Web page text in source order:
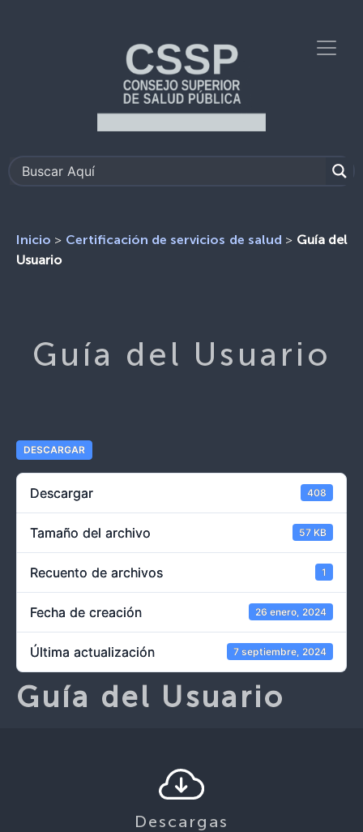
Inicio > Certificación de servicios de salud > Guía del
Usuario
Guía del Usuario
DESCARGAR
Descargar 408
Tamaño del archivo 57 KB
Recuento de archivos 1
Fecha de creación 26 enero, 2024
Última actualización 7 septiembre, 2024
Guía del Usuario
Descargas